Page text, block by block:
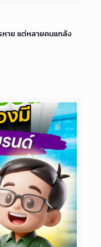
หาย แต่หลายคนแกล้ง